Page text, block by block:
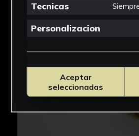
Tecnicas
Personalizacion
Aceptar
seleccionadas